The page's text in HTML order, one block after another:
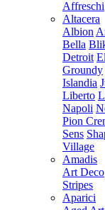
Affreschi
Altacera
Albion
Bella
Detroit
Groundy
Islandia
Liberto
Napoli
Pion
Sens
Village
Amadis
Art Deco
Stripes
Aparici